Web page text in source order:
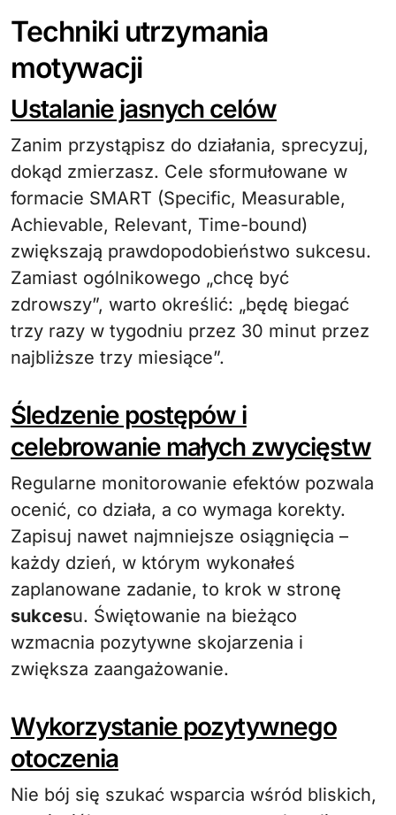
Techniki utrzymania
motywacji
Ustalanie jasnych celów
Zanim przystąpisz do działania, sprecyzuj,
dokąd zmierzasz. Cele sformułowane w
formacie SMART (Specific, Measurable,
Achievable, Relevant, Time-bound)
zwiększają prawdopodobieństwo sukcesu.
Zamiast ogólnikowego „chcę być
zdrowszy”, warto określić: „będę biegać
trzy razy w tygodniu przez 30 minut przez
najbliższe trzy miesiące”.
Śledzenie postępów i
celebrowanie małych zwycięstw
Regularne monitorowanie efektów pozwala
ocenić, co działa, a co wymaga korekty.
Zapisuj nawet najmniejsze osiągnięcia –
każdy dzień, w którym wykonałeś
zaplanowane zadanie, to krok w stronę
sukcesu. Świętowanie na bieżąco
wzmacnia pozytywne skojarzenia i
zwiększa zaangażowanie.
Wykorzystanie pozytywnego
otoczenia
Nie bój się szukać wsparcia wśród bliskich,